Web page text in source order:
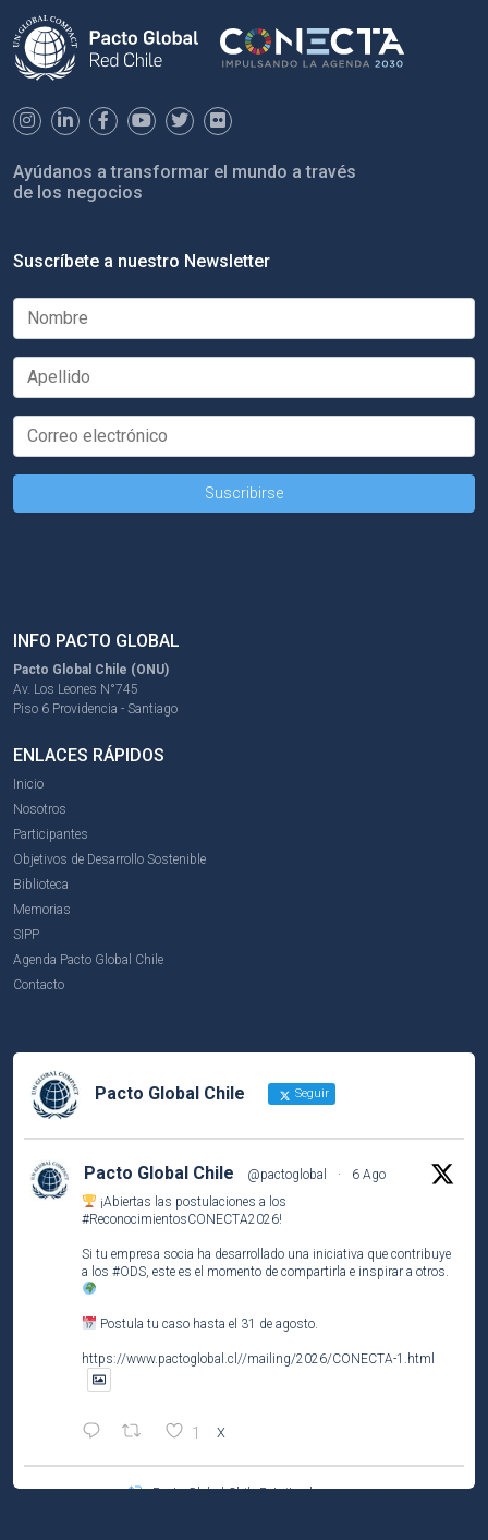
Ayúdanos a transformar el mundo a través
de los negocios
Suscríbete a nuestro Newsletter
INFO PACTO GLOBAL
Pacto Global Chile (ONU)
Av. Los Leones N°745
Piso 6 Providencia - Santiago
ENLACES RÁPIDOS
Inicio
Nosotros
Participantes
Objetivos de Desarrollo Sostenible
Biblioteca
Memorias
SIPP
Agenda Pacto Global Chile
Contacto
Pacto Global Chile Seguir
Pacto Global Chile @pactoglobal ·
6 Ago
¡Abiertas las postulaciones a los
#ReconocimientosCONECTA2026!
Si tu empresa socia ha desarrollado una iniciativa que contribuye
a los #ODS , este es el momento de compartirla e inspirar a otros.
Postula tu caso hasta el 31 de agosto.
https://www.pactoglobal.cl//mailing/2026/CONECTA-1.html
1 X
Pacto Global Chile Retuiteado